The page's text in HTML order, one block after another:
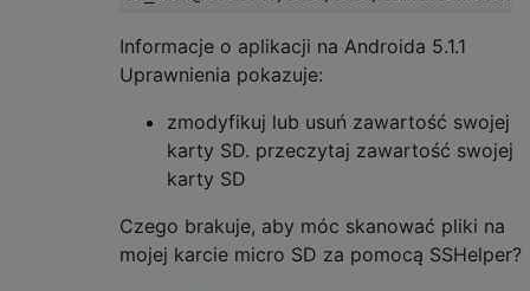
Informacje o aplikacji na Androida 5.1.1
Uprawnienia pokazuje:
zmodyfikuj lub usuń zawartość swojej
karty SD. przeczytaj zawartość swojej
karty SD
Czego brakuje, aby móc skanować pliki na
mojej karcie micro SD za pomocą SSHelper?